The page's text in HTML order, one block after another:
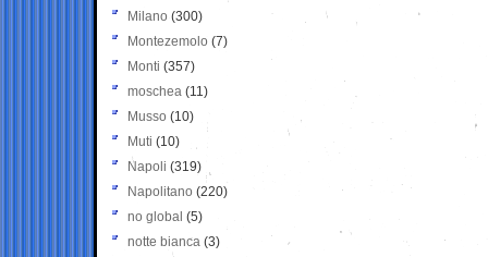
Milano (300)
Montezemolo (7)
Monti (357)
moschea (11)
Musso (10)
Muti (10)
Napoli (319)
Napolitano (220)
no global (5)
notte bianca (3)